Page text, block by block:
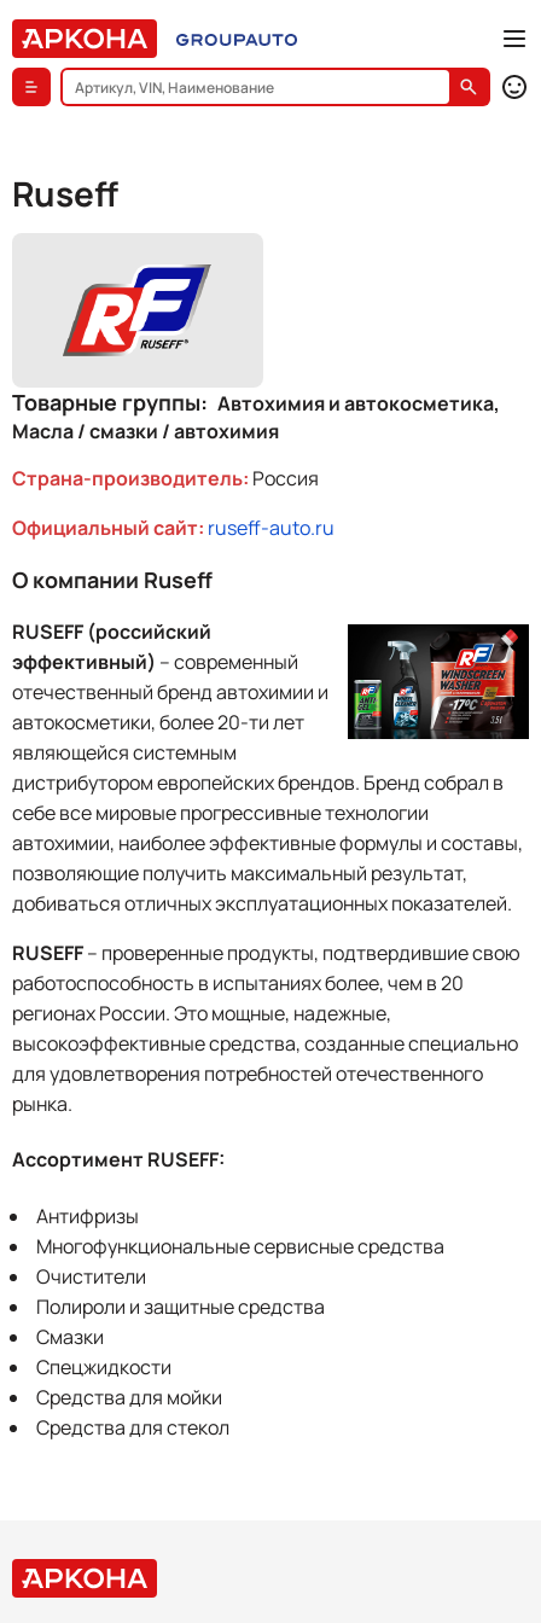
Ruseff
Товарные группы
Автохимия и автокосметика
Масла / смазки / автохимия
Страна-производитель: Россия
Официальный сайт: ruseff-auto.ru
О компании Ruseff
RUSEFF (российский
эффективный) – современный
отечественный бренд автохимии и
автокосметики, более 20-ти лет
являющейся системным
дистрибутором европейских брендов. Бренд собрал в
себе все мировые прогрессивные технологии
автохимии, наиболее эффективные формулы и составы,
позволяющие получить максимальный результат,
добиваться отличных эксплуатационных показателей.
RUSEFF– проверенные продукты, подтвердившие свою
работоспособность в испытаниях более, чем в 20
регионах России. Это мощные, надежные,
высокоэффективные средства, созданные специально
для удовлетворения потребностей отечественного
рынка.
Ассортимент RUSEFF:
Антифризы
Многофункциональные сервисные средства
Очистители
Полироли и защитные средства
Смазки
Спецжидкости
Средства для мойки
Средства для стекол